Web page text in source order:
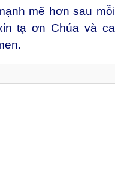
mẽ hơn sau mỗi
tạ ơn Chúa và ca